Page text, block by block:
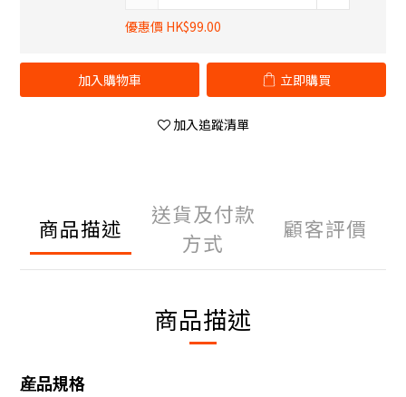
優惠價 HK$99.00
加入購物車 立即購買
加入追蹤清單
商品描述
送貨及付款
方式
顧客評價
商品描述
産品規格